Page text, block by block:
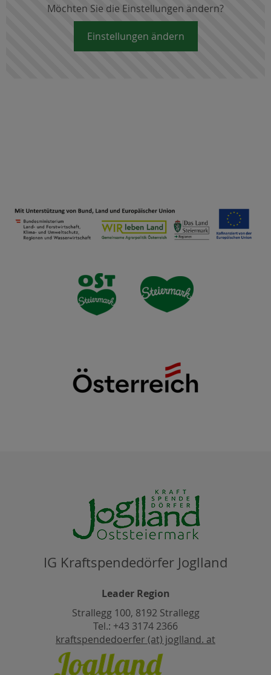
Möchten Sie die Einstellungen ändern?
Einstellungen ändern
IG Kraftspendedörfer Joglland
Leader Region
Strallegg 100, 8192 Strallegg
Tel.: +43 3174 2366
kraftspendedoerfer (at) joglland. at